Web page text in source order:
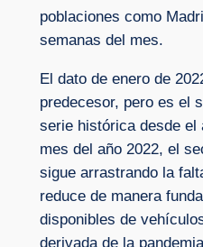
poblaciones como
semanas del mes.
El dato de enero de
predecesor, pero es el
serie histórica desde el
mes del año 2022, el
sigue arrastrando la
reduce de manera
disponibles de
derivada de la